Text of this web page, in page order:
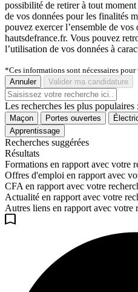
possibilité de retirer à tout
de vos données pour les finalités
pouvez exercer l’ensemble de
hautsdefrance.fr. Vous pouvez
l’utilisation de vos données à
*Ces informations sont nécessaires
Annuler
Valider ma candidature
Les recherches les plus populaires :
Maçon Portes ouvertes
Apprentissage
Recherches suggérées
Résultats
Formations en rapport avec votre
Offres d'emploi en rapport avec
CFA en rapport avec votre
Actualité en rapport avec votre
Autres liens en rapport avec votre